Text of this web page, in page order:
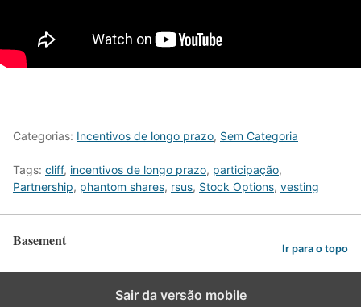
Categorias: Incentivos de longo prazo, Sem Categoria
Tags: cliff, incentivos de longo prazo, participação,
Partnership, phantom shares, rsus, Stock Options, vesting
Basement Ir para o topo
Sair da versão mobile